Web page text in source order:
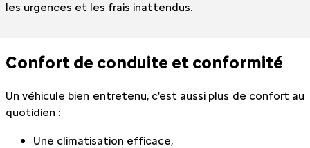
les urgences et les frais inattendus.
Confort de conduite et conformité
Un véhicule bien entretenu, c'est aussi plus de confort au
quotidien :
Une climatisation efficace,